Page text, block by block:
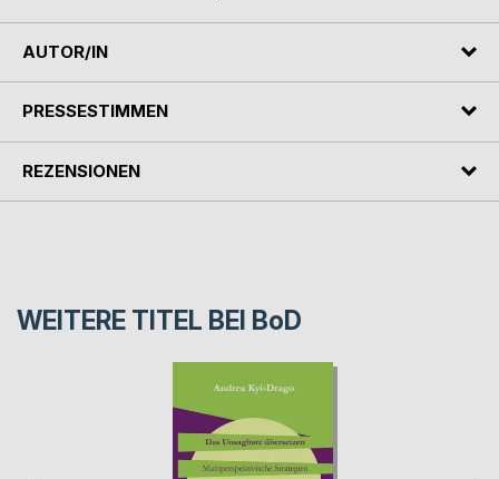
AUTOR/IN
PRESSESTIMMEN
REZENSIONEN
WEITERE TITEL BEI BoD